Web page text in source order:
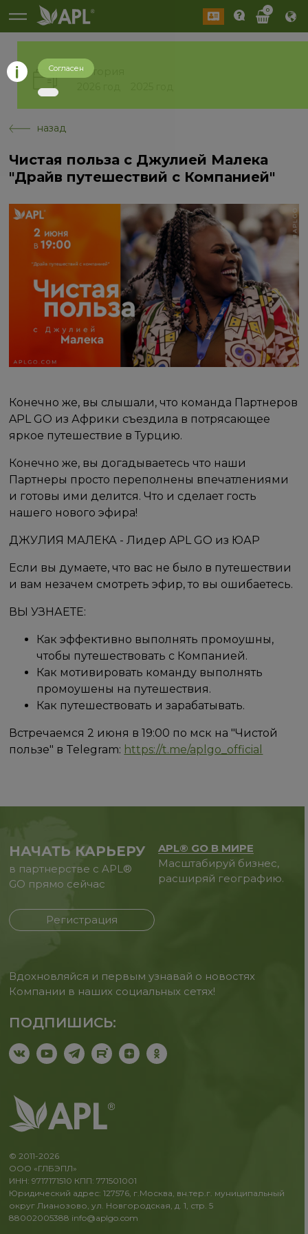
0
История
назад
Чистая польза с Джулией Малека
"Драйв путешествий с Компанией"
Конечно же, вы слышали, что команда Партнеров
APL GO из Африки съездила в потрясающее
яркое путешествие в Турцию.
Конечно же, вы догадываетесь что наши
Партнеры просто переполнены впечатлениями
и готовы ими делится. Что и сделает гость
нашего нового эфира!
ДЖУЛИЯ МАЛЕКА - Лидер APL GO из ЮАР
Если вы думаете, что вас не было в путешествии
и вам незачем смотреть эфир, то вы ошибаетесь.
ВЫ УЗНАЕТЕ:
Как эффективно выполнять промоушны,
чтобы путешествовать с Компанией.
Как мотивировать команду выполнять
промоушены на путешествия.
Как путешествовать и зарабатывать.
Встречаемся 2 июня в 19:00 по мск на "Чистой
пользе" в Telegram: https://t.me/aplgo_official
НАЧАТЬ КАРЬЕРУ
в партнерстве с APL®
GO прямо сейчас
Регистрация
APL® GO В МИРЕ
Масштабируй бизнес,
расширяй географию.
Вдохновляйся и первым узнавай о новостях
Компании в наших социальных сетях!
ПОДПИШИСЬ:
© 2011-2026
ООО «ГЛБЭПЛ»
ИНН: 9717171510 КПП: 771501001
Юридический адрес: 127576, г.Москва, вн.тер.г. муниципальный
округ Лианозово, ул. Новгородская, д. 1, стр. 5
88002005388 info@aplgo.com
Согласен